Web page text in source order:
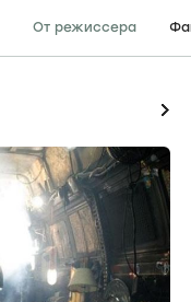
От режиссера
icon